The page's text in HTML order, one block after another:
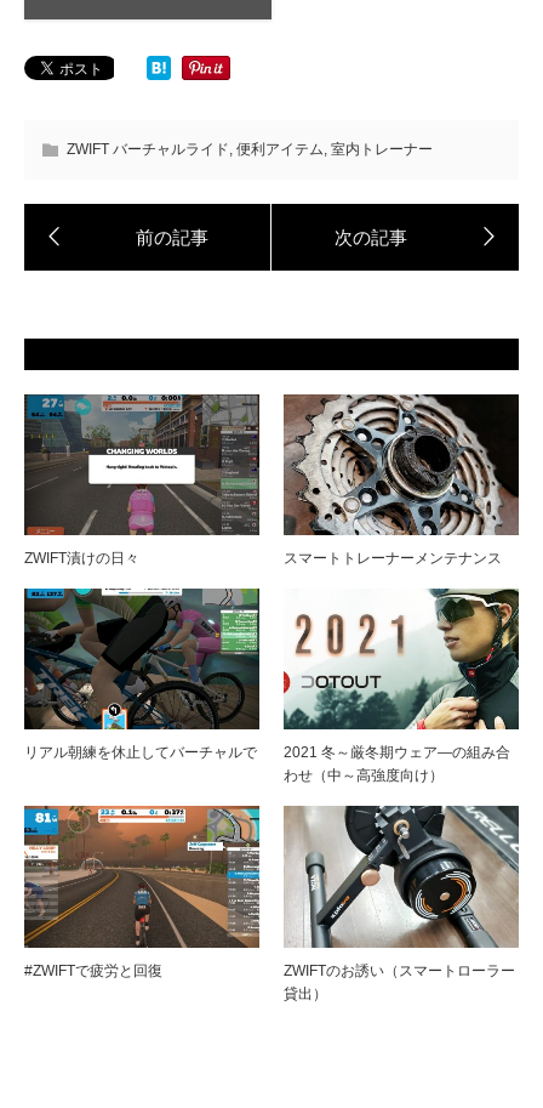
ZWIFT バーチャルライド 便利アイテム 室内トレーナー
ZWIFT漬けの日々 スマートトレーナーメンテナンス
リアル朝練を休止してバーチャルで
2021 冬～厳冬期ウェア―の組み合
わせ（中～高強度向け）
#ZWIFTで疲労と回復
ZWIFTのお誘い（スマートローラー
貸出）